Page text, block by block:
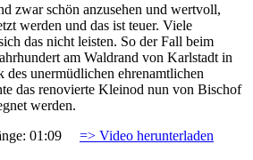
zwar schön anzusehen und wertvoll,
werden und das ist teuer. Viele
das nicht leisten. So der Fall beim
am Waldrand von Karlstadt in
unermüdlichen ehrenamtlichen
das renovierte Kleinod nun von Bischof
werden.
01:09 => Video herunterladen